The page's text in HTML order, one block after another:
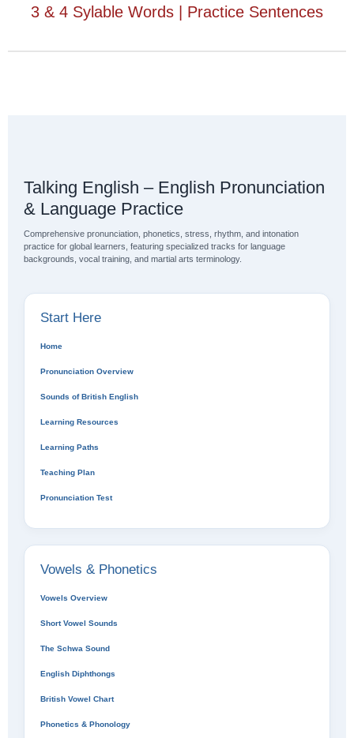
3 & 4 Sylable Words | Practice Sentences
Talking English – English Pronunciation
& Language Practice
Comprehensive pronunciation, phonetics, stress, rhythm, and intonation
practice for global learners, featuring specialized tracks for language
backgrounds, vocal training, and martial arts terminology.
Start Here
Home
Pronunciation Overview
Sounds of British English
Learning Resources
Learning Paths
Teaching Plan
Pronunciation Test
Vowels & Phonetics
Vowels Overview
Short Vowel Sounds
The Schwa Sound
English Diphthongs
British Vowel Chart
Phonetics & Phonology